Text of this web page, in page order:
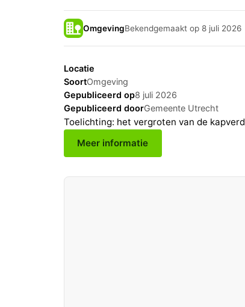
OmgevingBekendgemaakt op 8 juli 2026
Locatie
SoortOmgeving
Gepubliceerd op8 juli 2026
Gepubliceerd doorGemeente Utrecht
Toelichting: het vergroten van de
Meer informatie